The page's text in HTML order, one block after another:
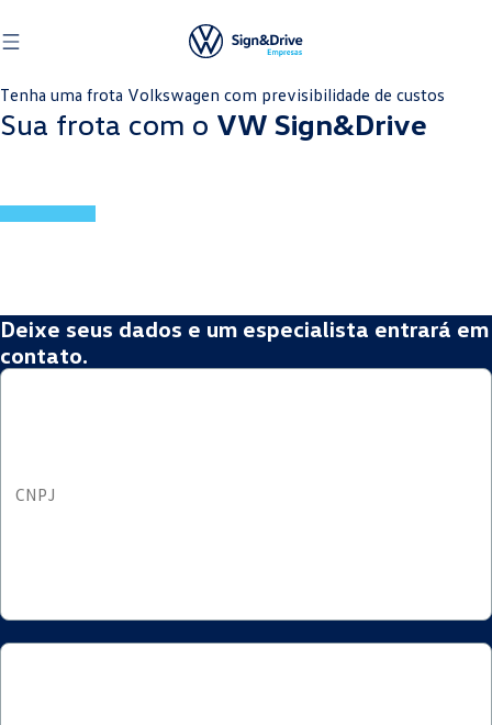
Sua frota com o VW Sign&Drive
Tenha uma frota Volkswagen com previsibilidade de custos
Deixe seus dados e um especialista entrará em
contato.